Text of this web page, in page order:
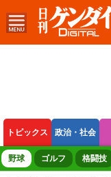
トピックス 政治・社会
ボートレース 競輪
野球 ゴルフ 格闘技